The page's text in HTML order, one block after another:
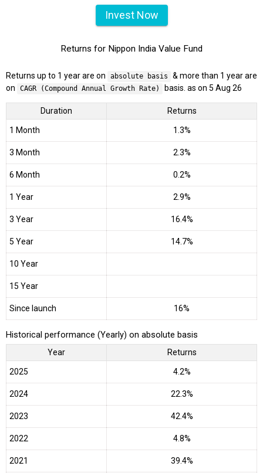
Invest Now
Returns for Nippon India Value Fund
Returns up to 1 year are on absolute basis
& more than 1 year are
on
CAGR (Compound Annual Growth Rate) basis. as on 5 Aug 26
Duration Returns
1 Month 1.3%
3 Month 2.3%
6 Month 0.2%
1 Year 2.9%
3 Year 16.4%
5 Year 14.7%
10 Year
15 Year
Since launch 16%
Historical performance (Yearly) on absolute basis
Year Returns
2025 4.2%
2024 22.3%
2023 42.4%
2022 4.8%
2021 39.4%